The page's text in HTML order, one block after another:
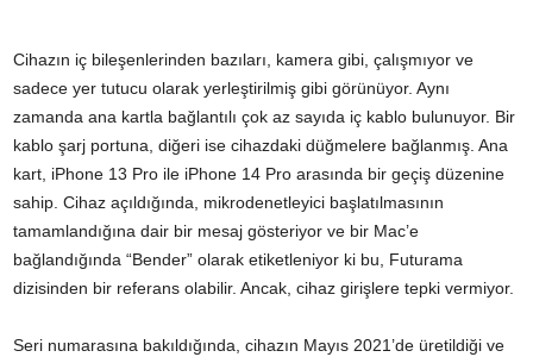
Cihazın iç bileşenlerinden bazıları, kamera gibi, çalışmıyor ve
sadece yer tutucu olarak yerleştirilmiş gibi görünüyor. Aynı
zamanda ana kartla bağlantılı çok az sayıda iç kablo bulunuyor. Bir
kablo şarj portuna, diğeri ise cihazdaki düğmelere bağlanmış. Ana
kart, iPhone 13 Pro ile iPhone 14 Pro arasında bir geçiş düzenine
sahip. Cihaz açıldığında, mikrodenetleyici başlatılmasının
tamamlandığına dair bir mesaj gösteriyor ve bir Mac’e
bağlandığında “Bender” olarak etiketleniyor ki bu, Futurama
dizisinden bir referans olabilir. Ancak, cihaz girişlere tepki vermiyor.
Seri numarasına bakıldığında, cihazın Mayıs 2021’de üretildiği ve